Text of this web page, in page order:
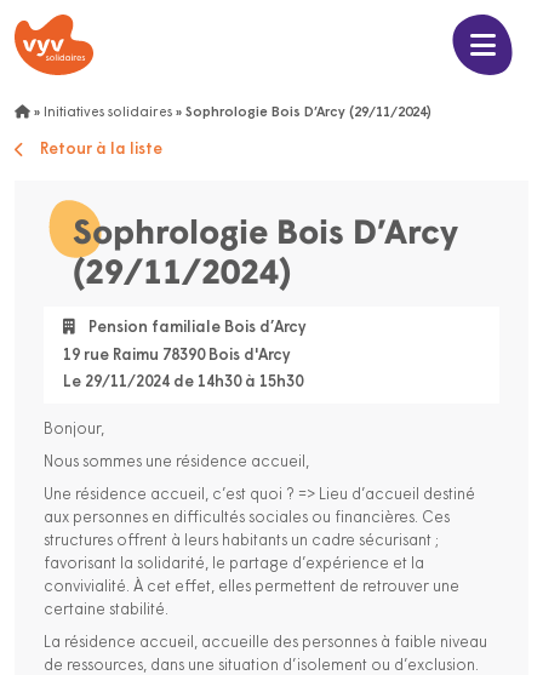
» Initiatives solidaires » Sophrologie Bois D’Arcy (29/11/2024)
Retour à la liste
Sophrologie Bois D’Arcy
(29/11/2024)
Pension familiale Bois d’Arcy
19 rue Raimu 78390 Bois d'Arcy
Le 29/11/2024 de 14h30 à 15h30
Bonjour,
Nous sommes une résidence accueil,
Une résidence accueil, c’est quoi ? => Lieu d’accueil destiné
aux personnes en difficultés sociales ou financières. Ces
structures offrent à leurs habitants un cadre sécurisant ;
favorisant la solidarité, le partage d’expérience et la
convivialité. À cet effet, elles permettent de retrouver une
certaine stabilité.
La résidence accueil, accueille des personnes à faible niveau
de ressources, dans une situation d’isolement ou d’exclusion.